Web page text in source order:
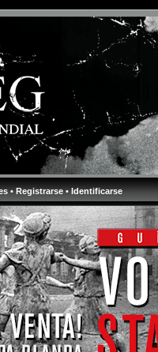
• Registrarse • Identificarse